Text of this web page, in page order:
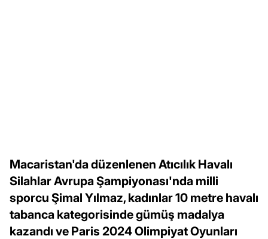
Macaristan'da düzenlenen Atıcılık Havalı
Silahlar Avrupa Şampiyonası'nda milli
sporcu Şimal Yılmaz, kadınlar 10 metre havalı
tabanca kategorisinde gümüş madalya
kazandı ve Paris 2024 Olimpiyat Oyunları